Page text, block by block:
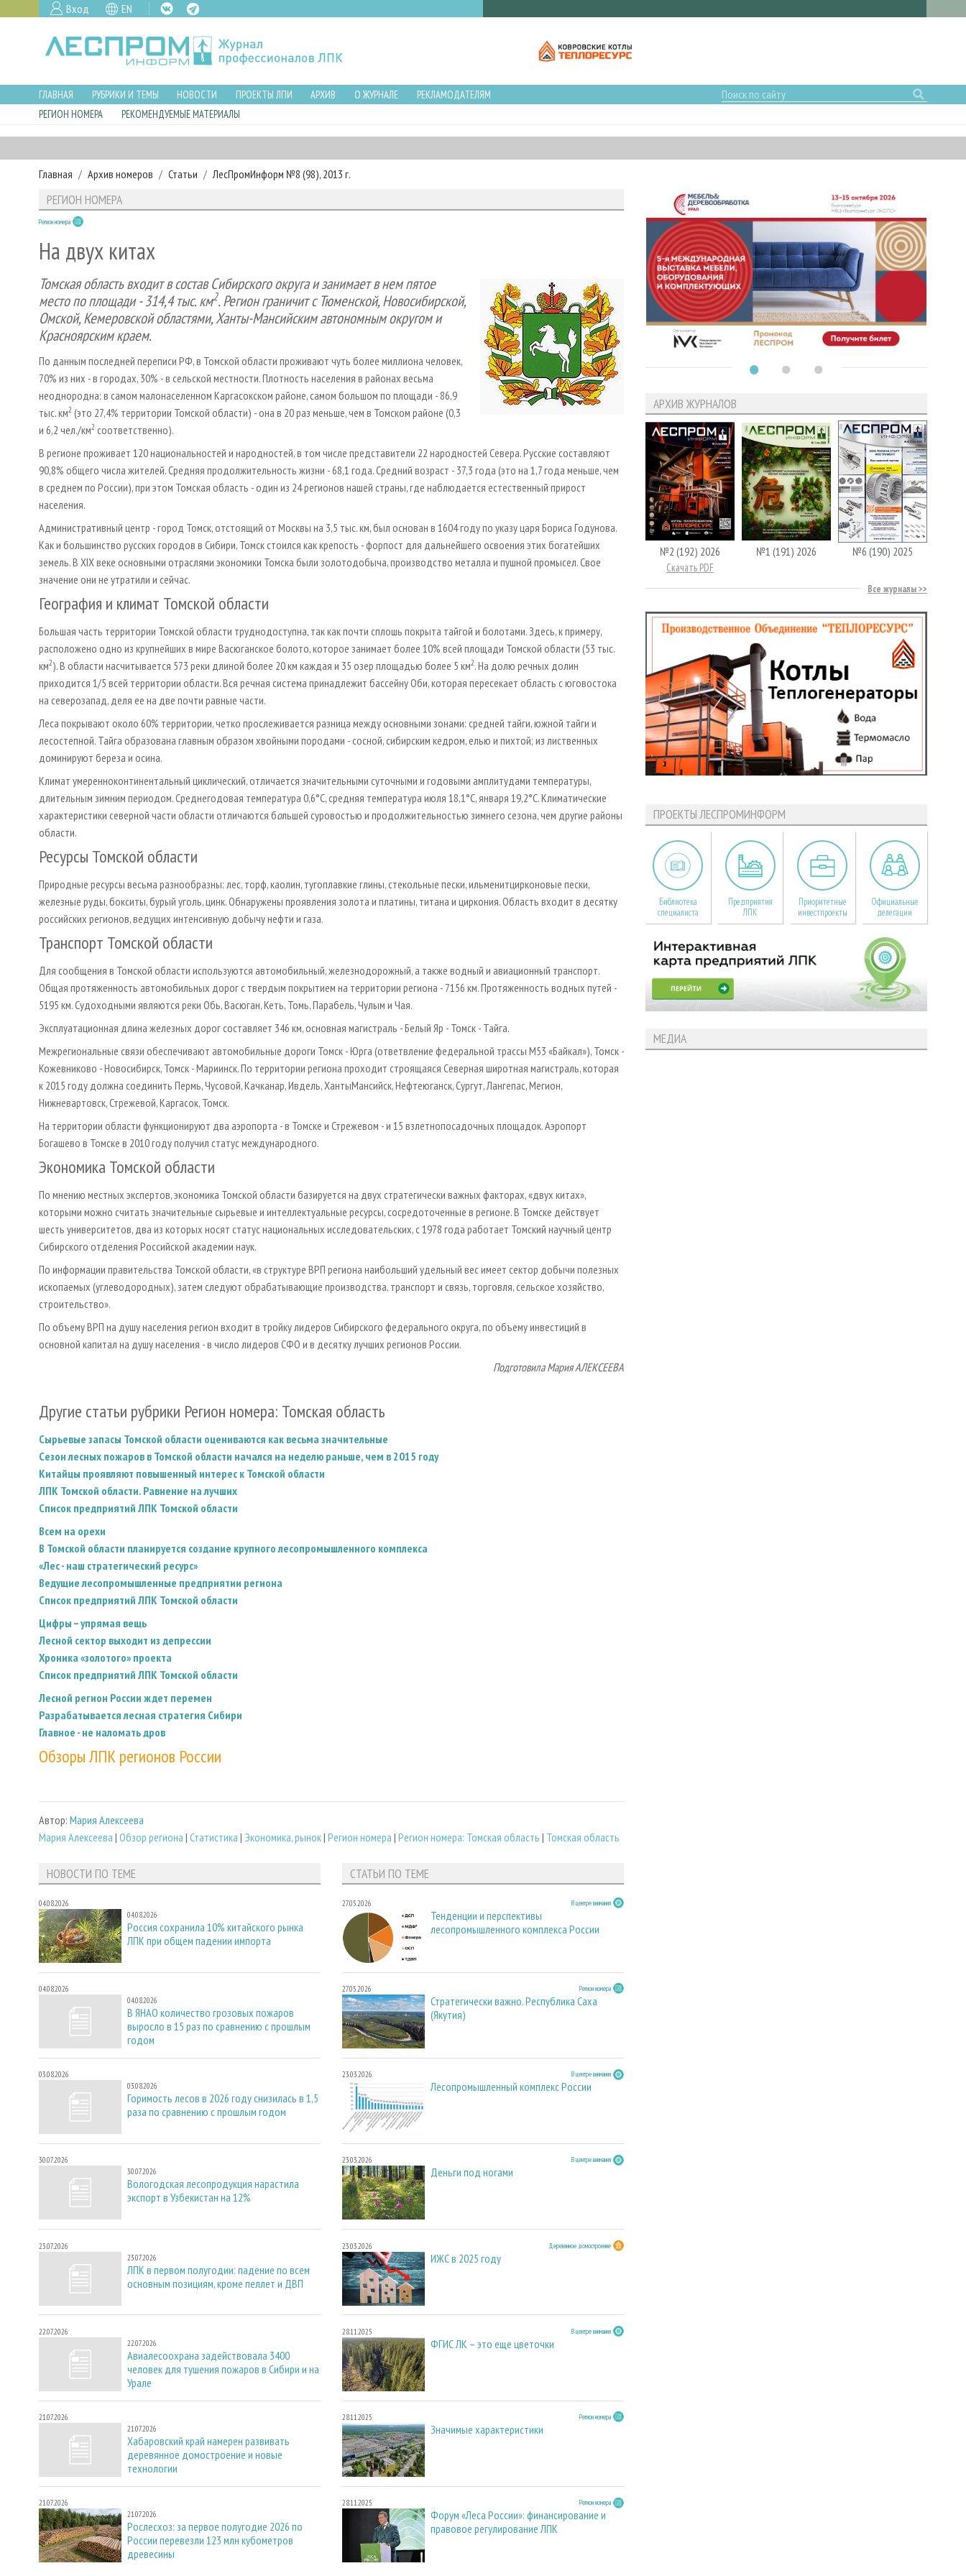
Вход EN
ГЛАВНАЯ РУБРИКИ И ТЕМЫ НОВОСТИ ПРОЕКТЫ ЛПИ АРХИВ О ЖУРНАЛЕ
РЕКЛАМОДАТЕЛЯМ
РЕГИОН НОМЕРА
РЕКОМЕНДУЕМЫЕ МАТЕРИАЛЫ
Главная Архив номеров Статьи ЛесПромИнформ №8 (98), 2013 г.
РЕГИОН НОМЕРА
Регион номера
На двух китах
Томская область входит в состав Сибирского округа и занимает в нем пятое
место по площади - 314,4 тыс. км2. Регион граничит с Тюменской, Новосибирской,
Омской, Кемеровской областями, Ханты-Мансийским автономным округом и
Красноярским краем.
По данным последней переписи РФ, в Томской области проживают чуть более миллиона человек,
70% из них - в городах, 30% - в сельской местности. Плотность населения в районах весьма
неоднородна: в самом малонаселенном Каргасокском районе, самом большом по площади - 86,9
тыс. км2 (это 27,4% территории Томской области) - она в 20 раз меньше, чем в Томском районе (0,3
и 6,2 чел./км2 соответственно).
В регионе проживает 120 национальностей и народностей, в том числе представители 22 народностей Севера. Русские составляют
90,8% общего числа жителей. Средняя продолжительность жизни - 68,1 года. Средний возраст - 37,3 года (это на 1,7 года меньше, чем
в среднем по России), при этом Томская область - один из 24 регионов нашей страны, где наблюдается естественный прирост
населения.
Административный центр - город Томск, отстоящий от Москвы на 3,5 тыс. км, был основан в 1604 году по указу царя Бориса Годунова.
Как и большинство русских городов в Сибири, Томск стоился как крепость - форпост для дальнейшего освоения этих богатейших
земель. В XIX веке основными отраслями экономики Томска были золотодобыча, производство металла и пушной промысел. Свое
значение они не утратили и сейчас.
География и климат Томской области
Большая часть территории Томской области труднодоступна, так как почти сплошь покрыта тайгой и болотами. Здесь, к примеру,
расположено одно из крупнейших в мире Васюганское болото, которое занимает более 10% всей площади Томской области (53 тыс.
км2). В области насчитывается 573 реки длиной более 20 км каждая и 35 озер площадью более 5 км2. На долю речных долин
приходится 1/5 всей территории области. Вся речная система принадлежит бассейну Оби, которая пересекает область с юго­востока
на северо­запад, деля ее на две почти равные части.
Леса покрывают около 60% территории, четко прослеживается разница между основными зонами: средней тайги, южной тайги и
лесостепной. Тайга образована главным образом хвойными породами - сосной, сибирским кедром, елью и пихтой; из лиственных
доминируют береза и осина.
Климат умеренно­континентальный циклический, отличается значительными суточными и годовыми амплитудами температуры,
длительным зимним периодом. Среднегодовая температура ­0,6°С, средняя температура июля 18,1°С, января ­19,2°С. Климатические
характеристики северной части области отличаются большей суровостью и продолжительностью зимнего сезона, чем другие районы
области.
Ресурсы Томской области
Природные ресурсы весьма разнообразны: лес, торф, каолин, тугоплавкие глины, стекольные пески, ильменит­цирконовые пески,
железные руды, бокситы, бурый уголь, цинк. Обнаружены проявления золота и платины, титана и циркония. Область входит в десятку
российских регионов, ведущих интенсивную добычу нефти и газа.
Транспорт Томской области
Для сообщения в Томской области используются автомобильный, железнодорожный, а также водный и авиационный транспорт.
Общая протяженность автомобильных дорог с твердым покрытием на территории региона - 7156 км. Протяженность водных путей -
5195 км. Судоходными являются реки Обь, Васюган, Кеть, Томь, Парабель, Чулым и Чая.
Эксплуатационная длина железных дорог составляет 346 км, основная магистраль - Белый Яр - Томск - Тайга.
Межрегиональные связи обеспечивают автомобильные дороги Томск - Юрга (ответвление федеральной трассы М53 «Байкал»), Томск -
Кожевниково - Новосибирск, Томск - Мариинск. По территории региона проходит строящаяся Северная широтная магистраль, которая
к 2015 году должна соединить Пермь, Чусовой, Качканар, Ивдель, Ханты­Мансийск, Нефтеюганск, Сургут, Лангепас, Мегион,
Нижневартовск, Стрежевой, Каргасок, Томск.
На территории области функционируют два аэропорта - в Томске и Стрежевом - и 15 взлетно­посадочных площадок. Аэропорт
Богашево в Томске в 2010 году получил статус международного.
Экономика Томской области
По мнению местных экспертов, экономика Томской области базируется на двух стратегически важных факторах, «двух китах»,
которыми можно считать значительные сырьевые и интеллектуальные ресурсы, сосредоточенные в регионе. В Томске действует
шесть университетов, два из которых носят статус национальных исследовательских, с 1978 года работает Томский научный центр
Сибирского отделения Российской академии наук.
По информации правительства Томской области, «в структуре ВРП региона наибольший удельный вес имеет сектор добычи полезных
ископаемых (углеводородных), затем следуют обрабатывающие производства, транспорт и связь, торговля, сельское хозяйство,
строительство».
По объему ВРП на душу населения регион входит в тройку лидеров Сибирского федерального округа, по объему инвестиций в
основной капитал на душу населения - в число лидеров СФО и в десятку лучших регионов России.
Подготовила Мария АЛЕКСЕЕВА
Другие статьи рубрики Регион номера: Томская область
Сырьевые запасы Томской области оцениваются как весьма значительные
Сезон лесных пожаров в Томской области начался на неделю раньше, чем в 2015 году
Китайцы проявляют повышенный интерес к Томской области
ЛПК Томской области. Равнение на лучших
Список предприятий ЛПК Томской области
Всем на орехи
В Томской области планируется создание крупного лесопромышленного комплекса
«Лес - наш стратегический ресурс»
Ведущие лесопромышленные предприятии региона
Список предприятий ЛПК Томской области
Цифры – упрямая вещь
Лесной сектор выходит из депрессии
Хроника «золотого» проекта
Список предприятий ЛПК Томской области
Лесной регион России ждет перемен
Разрабатывается лесная стратегия Сибири
Главное - не наломать дров
Обзоры ЛПК регионов России
Автор: Мария Алексеева
Мария Алексеева | Обзор региона | Статистика | Экономика, рынок| Регион номера | Регион номера: Томская область | Томская область
НОВОСТИ ПО ТЕМЕ
04.08.2026
04.08.2026
Россия сохранила 10% китайского рынка
ЛПК при общем падении импорта
04.08.2026
04.08.2026
В ЯНАО количество грозовых пожаров
выросло в 15 раз по сравнению с прошлым
годом
03.08.2026
03.08.2026
Горимость лесов в 2026 году снизилась в 1,5
раза по сравнению с прошлым годом
30.07.2026
30.07.2026
Вологодская лесопродукция нарастила
экспорт в Узбекистан на 12%
23.07.2026
23.07.2026
ЛПК в первом полугодии: падение по всем
основным позициям, кроме пеллет и ДВП
22.07.2026
22.07.2026
Авиалесоохрана задействовала 3400
человек для тушения пожаров в Сибири и на
Урале
21.07.2026
21.07.2026
Хабаровский край намерен развивать
деревянное домостроение и новые
технологии
21.07.2026
21.07.2026
Рослесхоз: за первое полугодие 2026 по
России перевезли 123 млн кубометров
древесины
СТАТЬИ ПО ТЕМЕ
27.05.2026 В центре внимания
Тенденции и перспективы
лесопромышленного комплекса России
27.05.2026 Регион номера
Стратегически важно. Республика Саха
(Якутия)
23.03.2026 В центре внимания
Лесопромышленный комплекс России
23.03.2026 В центре внимания
Деньги под ногами
23.03.2026 Деревянное домостроение
ИЖС в 2025 году
28.11.2025 В центре внимания
ФГИС ЛК – это еще цветочки
28.11.2025 Регион номера
Значимые характеристики
28.11.2025 Регион номера
Форум «Леса России»: финансирование и
правовое регулирование ЛПК
АРХИВ ЖУРНАЛОВ
№2 (192) 2026
Скачать PDF
№1 (191) 2026 №6 (190) 2025
Все журналы
ПРОЕКТЫ ЛЕСПРОМИНФОРМ
Библиотека
специалиста
Предприятия
ЛПК
Приоритетные
инвестпроекты
Официальные
делегации
МЕДИА